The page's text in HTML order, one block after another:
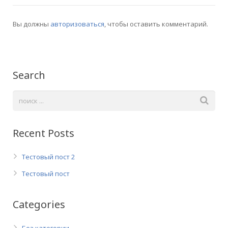
Вы должны авторизоваться, чтобы оставить комментарий.
Search
Recent Posts
Тестовый пост 2
Тестовый пост
Categories